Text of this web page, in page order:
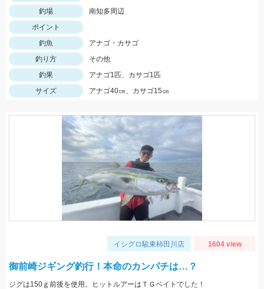
釣場
南知多周辺
ポイント
釣魚
アナゴ・カサゴ
釣り方
その他
釣果
アナゴ1匹、カサゴ1匹
サイズ
アナゴ40㎝、カサゴ15㎝
イシグロ駿東柿田川店 1604 view
御前崎ジギング釣行！本命のカンパチは…？
ジグは150ｇ前後を使用。ヒットルアーはＴＧベイトでした！